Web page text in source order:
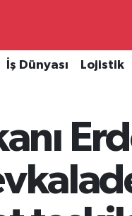
İş Dünyası Lojistik